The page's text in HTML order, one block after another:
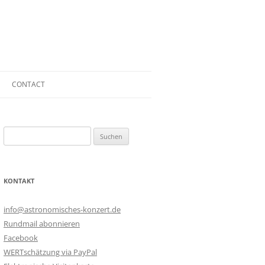
CONTACT
TECHNICAL RIDER
IMPRINT
PRIVACY POLICY
nach:
KONTAKT
info@astronomisches-konzert.de
Rundmail abonnieren
Facebook
WERTschätzung via PayPal